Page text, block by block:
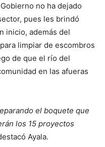
no ha dejado
pues les brindó
inicio, además del
limpiar de escombros
de que el río del
en las afueras
el boquete que
los 15 proyectos
Ayala.